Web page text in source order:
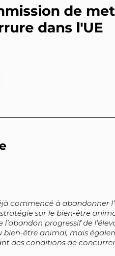
de
dans l'UE
commencé à abandonner
sur le bien-être
progressif de
bien-être animal, mais
des conditions de